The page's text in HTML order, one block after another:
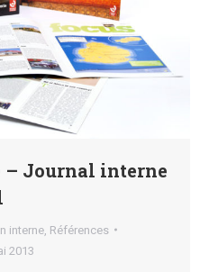
– Journal interne
interne Références
2013